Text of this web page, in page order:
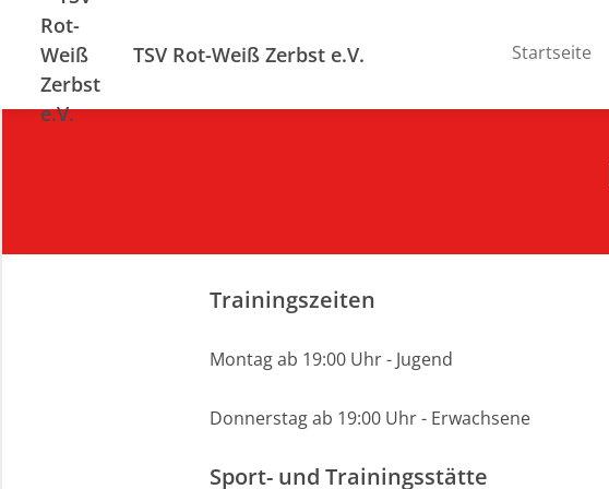
TSV Rot-Weiß Zerbst e.V. Startseite
Trainingszeiten
Montag ab 19:00 Uhr - Jugend
Donnerstag ab 19:00 Uhr - Erwachsene
Sport- und Trainingsstätte